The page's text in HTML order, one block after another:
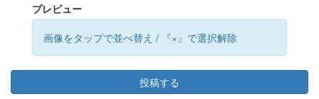
プレビュー
画像をタップで並べ替え / 『×』で選択解除
投稿する